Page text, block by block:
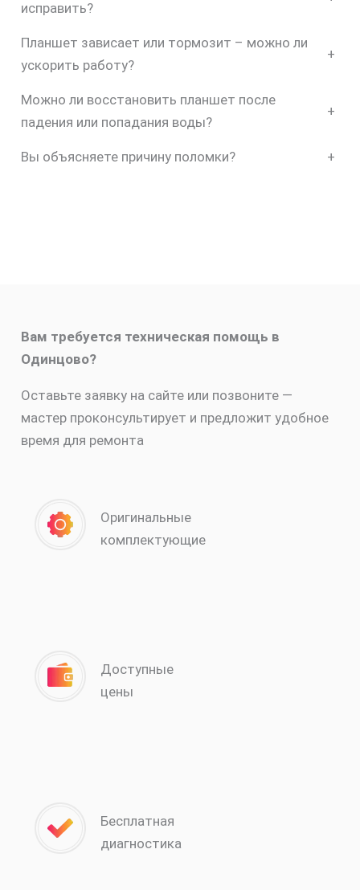
исправить?
Планшет зависает или тормозит – можно ли
ускорить работу?
+
Можно ли восстановить планшет после
падения или попадания воды?
+
Вы объясняете причину поломки? +
Вам требуется техническая помощь в
Одинцово?
Оставьте заявку на сайте или позвоните —
мастер проконсультирует и предложит удобное
время для ремонта
Оригинальные
комплектующие
Доступные
цены
Бесплатная
диагностика